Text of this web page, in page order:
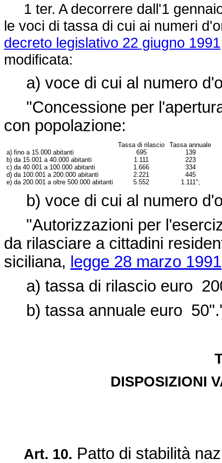
1 ter. A decorrere dall'1
le voci di tassa di cui ai numeri
decreto legislativo 22 giugno
modificata:
a) voce di cui al numero
"Concessione per
con popolazione:
Tassa di rilascio
Tassa annuale
a) fino a 15.000 abitanti
695
139
b) da 15.001 a 40.000 abitanti
1.111
223
c) da 40.001 a 100.000 abitanti
1.666
334
d) da 100.001 a 200.000 abitanti
2.221
445
e) da 200.001 a oltre 500.000 abitanti
5.552 1.111";
b) voce di cui al numero
"Autorizzazioni per
da rilasciare a cittadini
siciliana, legge 28 marzo
a) tassa di rilascio euro
b) tassa annuale euro
DISPOSIZIONI
Art. 10. Patto di stabilità